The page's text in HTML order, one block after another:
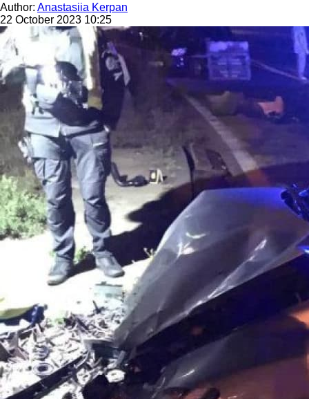
Author: Anastasiia Kerpan
22 October 2023 10:25